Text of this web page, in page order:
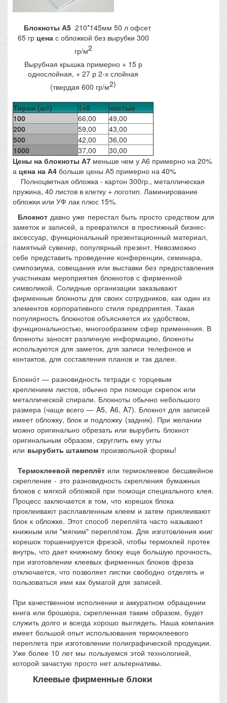
Блокноты А5210*145мм 50 л офсет
65 гр ценас обложкой без вырубки 300
гр/м2
Вырубная крышка примерно + 15 р
однослойная, + 27 р 2-х слойная
(твердая 600 гр/м2)
Тираж (шт) 1+0
чистые
100
66,00
49,00
200
59,00
43,00
500
42,00
36,00
1000
37,00
30,00
Цены на блокноты А7 меньше чем у А6 примерно на 20%
а цена на А4 больше цены А5 примерно на 40%
Полноцветная обложка - картон 300гр., металлическая
пружина, 40 листов в клетку + логотип. Ламинирование
обложки или УФ лак плюс 15%.
Блокнот давно уже перестал быть просто средством для
заметок и записей, а превратился в престижный бизнес-
аксессуар, функциональный презентационный материал,
памятный сувенир, популярный презент. Невозможно
себе представить проведение конференции, семинара,
симпозиума, совещания или выставки без предоставления
участникам мероприятия блокнотов с фирменной
символикой. Солидные организации заказывают
фирменные блокноты для своих сотрудников, как один из
элементов корпоративного стиля предприятия. Такая
популярность блокнотов объясняется их удобством,
функциональностью, многообразием сфер применения. В
блокноты заносят различную информацию, блокноты
используются для заметок, для записи телефонов и
контактов, для составления планов и так далее.
Блокно́т — разновидность тетради с торцевым
креплением листов, обычно при помощи скрепок или
металлической спирали. Блокноты обычно небольшого
размера (чаще всего — A5, A6, A7). Блокнот для записей
имеет обложку, блок и подложку (задник). При желании
можно оригинально обрезать или вырубить блокнот
оригинальным образом, скруглить ему углы
или вырубить штампом произвольной формы!
Термоклеевой переплёт или термоклеевое бесшвейное
скрепление - это разновидность скрепления бумажных
блоков с мягкой обложкой при помощи специального клея.
Процесс заключается в том, что корешок блока
проклеивают расплавленным клеем и затем приклеивают
блок к обложке. Этот способ переплёта часто называют
книжным или "мягким" переплётом. Для изготовления книг
корешок торшенируется фрезой, чтобы термоклей протек
внутрь, что дает книжному блоку еще большую прочность,
при изготовлении клеевых фирменных блоков фреза
отключается, что позволяет листки свободно отделять и
пользоваться ими как бумагой для записей.
При качественном исполнении и аккуратном обращении
книга или брошюра, скрепленная таким образом, будет
служить долго и всегда хорошо выглядеть. Наша компания
имеет большой опыт использования термоклеевого
переплета при изготовлении полиграфической продукции.
Уже более 10 лет мы пользуемся этой технологией,
которой зачастую просто нет альтернативы.
Клеевые фирменные блоки